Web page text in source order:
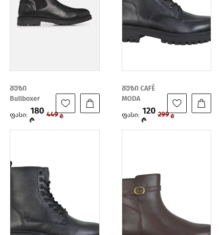
შუზი
Bullboxer
ფასი: 180
₾
449 ₾
შუზი CAFÉ
MODA
ფასი: 120
₾
299 ₾